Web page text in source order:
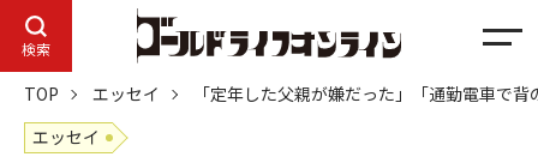
検索
メ
ュ
TOP エッセイ
「定年した父親が嫌だった」「通勤電車で
エッセイ